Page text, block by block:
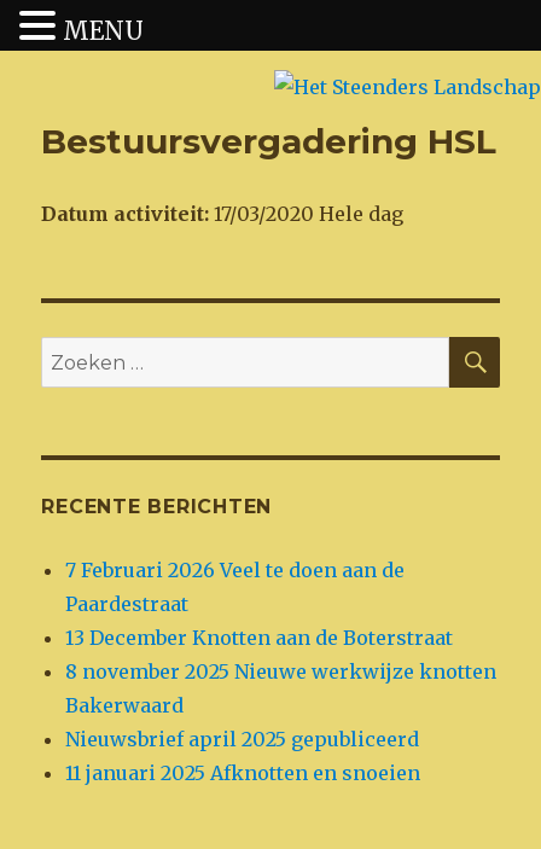
Het Steenders Landschap
Bestuursvergadering HSL
Datum activiteit: 17/03/2020 Hele dag
Zoeken
naar:
RECENTE BERICHTEN
7 Februari 2026 Veel te doen aan de
Paardestraat
13 December Knotten aan de Boterstraat
8 november 2025 Nieuwe werkwijze knotten
Bakerwaard
Nieuwsbrief april 2025 gepubliceerd
11 januari 2025 Afknotten en snoeien
MENU